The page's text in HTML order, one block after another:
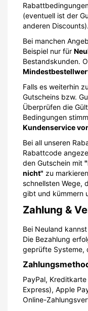
(eventuell ist der
anderen Discounts).
Bei manchen
Beispiel nur für
Bestandskunden.
Falls es weiterhin
Gutscheins bzw.
Überprüfen die
Bedingungen
Kundenservice
Bei all unseren
Rabattcode
den Gutschein mit
nicht" zu
schnellsten Wege,
gibt und kümmern
Zahlung &
Bei Neuland
Die Bezahlung
geprüfte Systeme,
PayPal,
Express), Apple
Online-